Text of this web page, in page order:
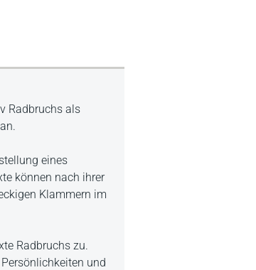
Radbruchs als
eines
können nach ihrer
Klammern im
Radbruchs zu.
und